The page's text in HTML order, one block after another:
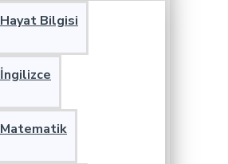
Hayat Bilgisi
İngilizce
Matematik